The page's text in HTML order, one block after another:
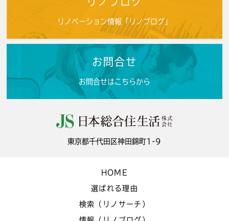
リノベーション情報「リノブログ」
お問合せ
お問合せはこちらから
東京都千代田区神田錦町1-9
HOME
選ばれる理由
検索（リノサーチ）